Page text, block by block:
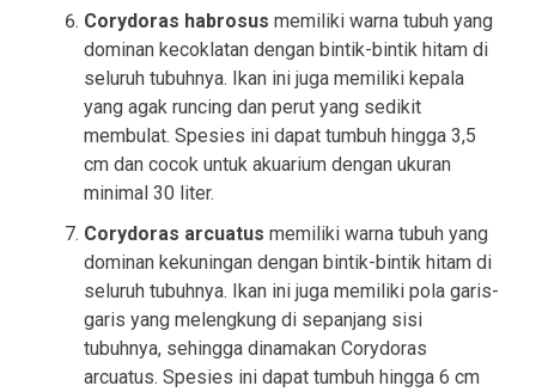
Corydoras habrosus memiliki warna tubuh yang
dominan kecoklatan dengan bintik-bintik hitam di
seluruh tubuhnya. Ikan ini juga memiliki kepala
yang agak runcing dan perut yang sedikit
membulat. Spesies ini dapat tumbuh hingga 3,5
cm dan cocok untuk akuarium dengan ukuran
minimal 30 liter.
Corydoras arcuatus memiliki warna tubuh yang
dominan kekuningan dengan bintik-bintik hitam di
seluruh tubuhnya. Ikan ini juga memiliki pola garis-
garis yang melengkung di sepanjang sisi
tubuhnya, sehingga dinamakan Corydoras
arcuatus. Spesies ini dapat tumbuh hingga 6 cm